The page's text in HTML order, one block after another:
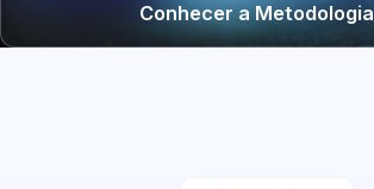
Conhecer a Metodologia